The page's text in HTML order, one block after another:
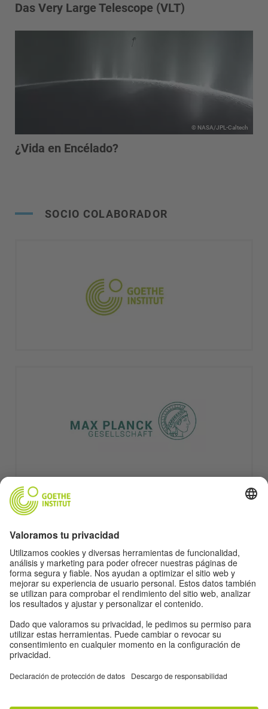
Das Very Large Telescope (VLT)
© NASA/JPL-Caltech
¿Vida en Encélado?
SOCIO COLABORADOR
INICIO
TEMAS
EXHIBICIÓN
MATERIAL DIDÁCTICO